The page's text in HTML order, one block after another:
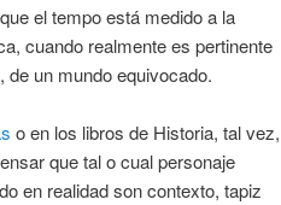
el tempo está medido a la
cuando realmente es pertinente
un mundo equivocado.
o en los libros de Historia, tal vez,
que tal o cual personaje
en realidad son contexto, tapiz